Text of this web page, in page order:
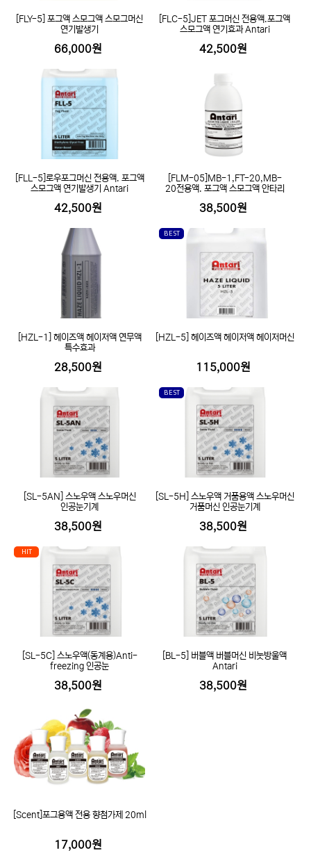
[FLY-5] 포그액 스모그액 스모그머신
연기발생기
66,000원
[FLC-5]JET 포그머신 전용액.포그액
스모그액 연기효과 Antari
42,500원
[FLL-5]로우포그머신 전용액. 포그액
스모그액 연기발생기 Antari
42,500원
[FLM-05]MB-1,FT-20,MB-
20전용액. 포그액 스모그액 안타리
38,500원
[HZL-1] 헤이즈액 헤이저액 연무액
특수효과
28,500원
BEST
[HZL-5] 헤이즈액 헤이저액 헤이저머신
115,000원
[SL-5AN] 스노우액 스노우머신
인공눈기계
38,500원
BEST
[SL-5H] 스노우액 거품용액 스노우머신
거품머신 인공눈기계
38,500원
HIT
[SL-5C] 스노우액(동계용)Anti-
freezing 인공눈
38,500원
[BL-5] 버블액 버블머신 비눗방울액
Antari
38,500원
[Scent]포그용액 전용 향첨가제 20ml
17,000원